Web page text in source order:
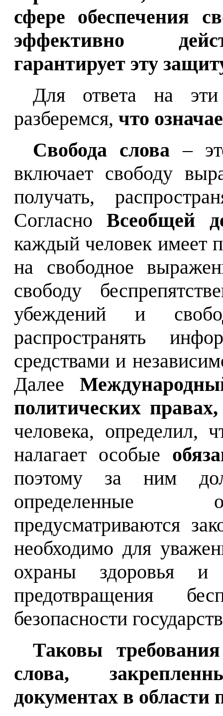
сфере обеспечения
эффективно
гарантирует эту
Для ответа на эти
разберемся, что
Свобода слова –
включает свободу
получать,
СогласноВсеобщей
каждый человек имеет
на свободное
свободу
убеждений и
распространять
средствами и
Далее
политических
человека, определил,
налагает особые
поэтому за ним
определенные
предусматриваются
необходимо для
охраны здоровья
предотвращения
безопасности
Таковы
слова,
документах в области